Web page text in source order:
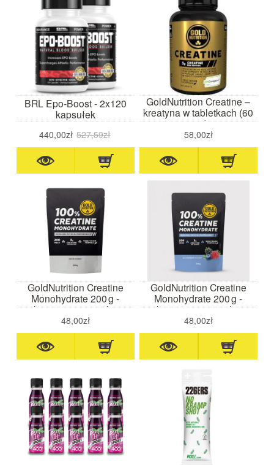
BRL Epo-Boost - 2x120
kapsułek
440,00zł 527,59zł
GoldNutrition Creatine –
kreatyna w tabletkach (60
szt.)
58,00zł
GoldNutrition Creatine
Monohydrate 200 g -
kreatyna w proszku
(neutralny)
48,00zł
GoldNutrition Creatine
Monohydrate 200 g -
kreatyna w proszku
(jagodowy)
48,00zł